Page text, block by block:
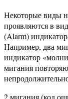
Некоторые виды
проявляются в
(Alarm)
Например, два
индикатор
мигания
2 мигания (код